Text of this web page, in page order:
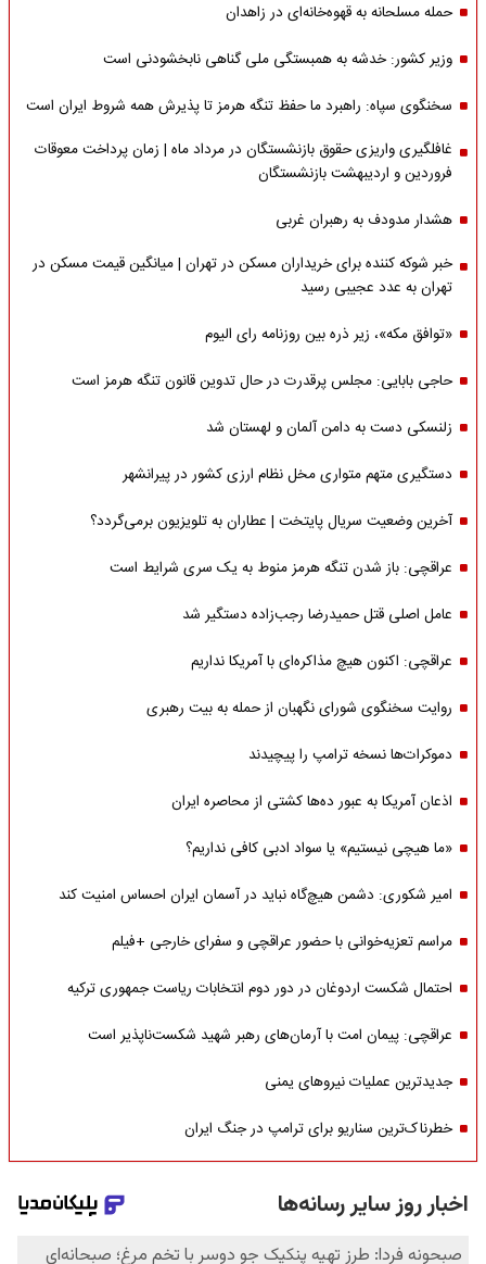
حمله مسلحانه به قهوه‌خانه‌ای در زاهدان
وزیر کشور: خدشه به همبستگی ملی گناهی نابخشودنی است
سخنگوی سپاه: راهبرد ما حفظ تنگه هرمز تا پذیرش همه شروط ایران است
غافلگیری واریزی حقوق بازنشستگان در مرداد ماه | زمان پرداخت معوقات
فروردین و اردیبهشت بازنشستگان
هشدار مدودف به رهبران غربی
خبر شوکه کننده برای خریداران مسکن در تهران | میانگین قیمت مسکن در
تهران به عدد عجیبی رسید
«توافق مکه»، زیر ذره بین روزنامه رای الیوم
حاجی بابایی: مجلس پرقدرت در حال تدوین قانون تنگه هرمز است
زلنسکی دست به دامن آلمان و لهستان شد
دستگیری متهم متواری مخل نظام ارزی کشور در پیرانشهر
آخرین وضعیت سریال پایتخت | عطاران به تلویزیون برمی‌گردد؟
عراقچی: باز شدن تنگه هرمز منوط به یک سری شرایط است
عامل اصلی قتل حمیدرضا رجب‌زاده دستگیر شد
عراقچی: اکنون هیچ مذاکره‌ای با آمریکا نداریم
روایت سخنگوی شورای نگهبان از حمله به بیت رهبری
دموکرات‌ها نسخه ترامپ را پیچیدند
اذعان آمریکا به عبور ده‌ها کشتی از محاصره ایران
«ما هیچی نیستیم» یا سواد ادبی کافی نداریم؟
امیر شکوری: دشمن هیچ‌گاه نباید در آسمان ایران احساس امنیت کند
مراسم تعزیه‌خوانی با حضور عراقچی و سفرای خارجی +فیلم
احتمال شکست اردوغان در دور دوم انتخابات ریاست جمهوری ترکیه
عراقچی: پیمان امت با آرمان‌های رهبر شهید شکست‌ناپذیر است
جدیدترین عملیات نیروهای یمنی
خطرناک‌ترین سناریو برای ترامپ در جنگ ایران